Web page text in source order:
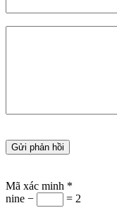
Mã xác minh *
nine −
= 2